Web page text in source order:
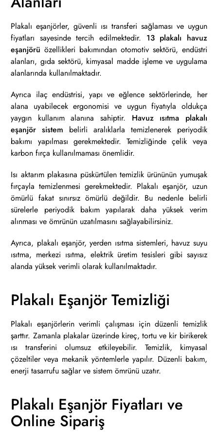
Plakalı eşanjörler, güvenli ısı transferi sağlaması ve uygun
fiyatları sayesinde tercih edilmektedir. 13 plakalı havuz
eşanjörü özellikleri bakımından otomotiv sektörü, endüstri
alanları, gıda sektörü, kimyasal madde işleme ve uygulama
alanlarında kullanılmaktadır.
Ayrıca ilaç endüstrisi, yapı ve eğlence sektörlerinde, her
alana uyabilecek ergonomisi ve uygun fiyatıyla oldukça
yaygın kullanım alanına sahiptir. Havuz ısıtma plakalı
eşanjör sistem belirli aralıklarla temizlenerek periyodik
bakımı yapılması gerekmektedir. Temizliğinde çelik veya
karbon fırça kullanılmaması önemlidir.
Isı aktarım plakasına püskürtülen temizlik ürününün yumuşak
fırçayla temizlenmesi gerekmektedir. Plakalı eşanjör, uzun
ömürlü fakat sınırsız ömürlü değildir. Bu nedenle belirli
sürelerle periyodik bakım yapılarak daha yüksek verim
alınması ve ömrünün uzatılmasını sağlayabilirsiniz.
Ayrıca, plakalı eşanjör, yerden ısıtma sistemleri, havuz suyu
ısıtma, merkezi ısıtma, elektrik üretim tesisleri gibi sayısız
alanda yüksek verimli olarak kullanılmaktadır.
Plakalı Eşanjör Temizliği
Plakalı eşanjörlerin verimli çalışması için düzenli temizlik
şarttır. Zamanla plakalar üzerinde kireç, tortu ve kir birikerek
ısı transferini olumsuz etkileyebilir. Temizlik, kimyasal
çözeltiler veya mekanik yöntemlerle yapılır. Düzenli bakım,
enerji tasarrufu sağlar ve sistem ömrünü uzatır.
Plakalı Eşanjör Fiyatları ve
Online Sipariş